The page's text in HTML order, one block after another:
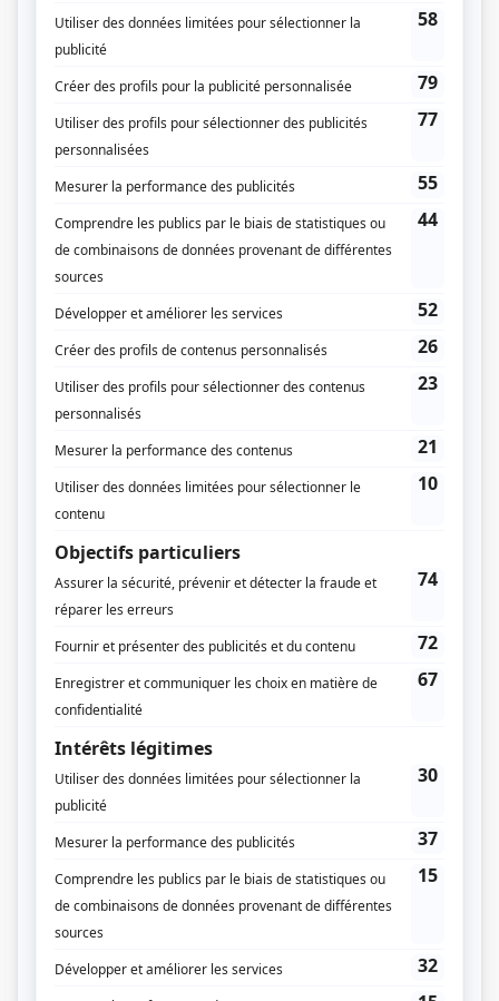
stratagème. Il voudra donc aussi s’en servir au profit de son cabinet d’avocats
qu’il possède avec son associé/ami/beau-frère Patrice et pour remettre son
aussi minime soit-il, a des répercussions aussi incontrôlables
qu’insoupçonnées sur sa vie et celle des autres. Plus rien ne sera sans
conséquence. Le jeu en vaut-il la chandelle? Valait-il mieux accepter son
véritable destin?
(Fourni par la production)
Liens
Genre
Réalisation
Jean-François Asselin
Textes
Compagnie de production
KOTV
Diffuseur(s)
Séries+
Du 4 mai 2017 au 8 juin 2017
Durée et heure de diffusion
6 épisodes au total
Saison 1: Diffusée chaque jeudi à 21h00(60 minutes)
Prix Gémeaux 2018 - Meilleure série dramatique
Prix Gémeaux 2018 - Meilleur premier rôle féminin : série dramatique -